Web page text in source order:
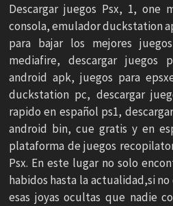
Descargar juegos Psx, 1, one
consola, emulador duckstation
para bajar los mejores
mediafire, descargar juegos
android apk, juegos para
duckstation pc, descargar
rapido en español ps1,
android bin, cue gratis y en
plataforma de juegos
Psx. En este lugar no solo
habidos hasta la actualidad,si
esas joyas ocultas que nadie